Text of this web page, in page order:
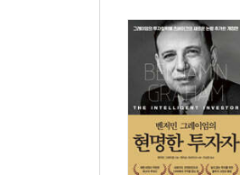
채권분석 / 주식분석 /
12장 주당순이익EPS
평균 EPS의 활용 / 과
13장 상장회사 비교
네 회사의 전반적인 현
14장 방어적 투자자를
다우지수에 종목 선정